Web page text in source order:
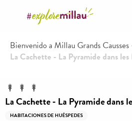
principal
Bienvenido a Millau Grands
La Cachette - La Pyramide dans les
La Cachette - La Pyramide dans
HABITACIONES DE HUÉSPEDES